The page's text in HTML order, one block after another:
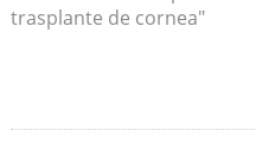
trasplante de cornea"